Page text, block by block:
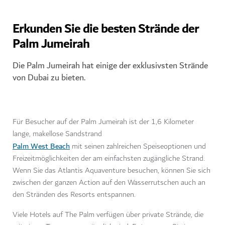
Erkunden Sie die besten Strände der
Palm Jumeirah
Die Palm Jumeirah hat einige der exklusivsten Strände
von Dubai zu bieten.
Für Besucher auf der Palm Jumeirah ist der 1,6 Kilometer
lange, makellose Sandstrand
Palm West Beach mit seinen zahlreichen Speiseoptionen und
Freizeitmöglichkeiten der am einfachsten zugängliche Strand.
Wenn Sie das Atlantis Aquaventure besuchen, können Sie sich
zwischen der ganzen Action auf den Wasserrutschen auch an
den Stränden des Resorts entspannen.
Viele Hotels auf The Palm verfügen über private Strände, die